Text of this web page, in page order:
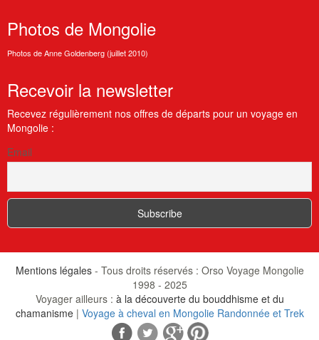
Photos de Mongolie
Photos de Anne Goldenberg (juillet 2010)
Recevoir la newsletter
Recevez régulièrement nos offres de départs pour un voyage en
Mongolie :
Email
Mentions légales- Tous droits réservés : Orso Voyage Mongolie
1998 - 2025
Voyager ailleurs : à la découverte du bouddhisme et du
chamanisme | Voyage à cheval en Mongolie Randonnée et Trek